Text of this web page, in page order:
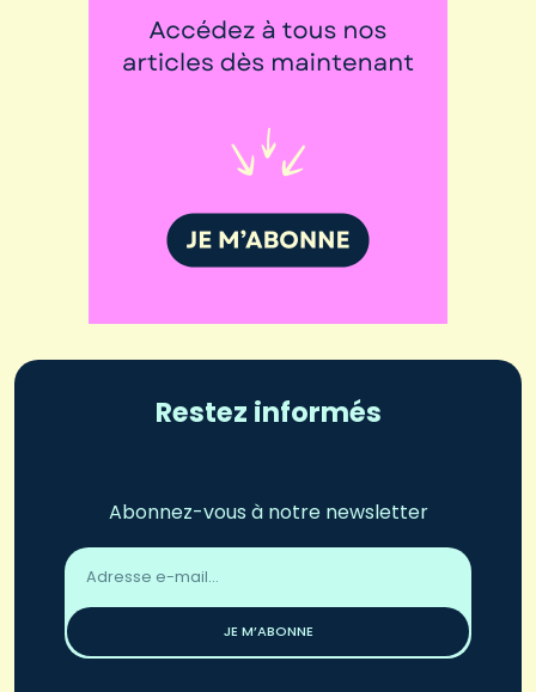
Restez informés
Abonnez-vous à notre newsletter
Adresse
email
JE M’ABONNE